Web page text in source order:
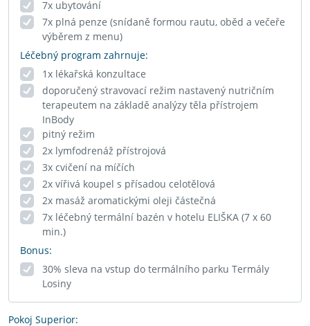
7x ubytování
7x plná penze (snídaně formou rautu, oběd a večeře
výběrem z menu)
Léčebný program zahrnuje:
1x lékařská konzultace
doporučený stravovací režim nastavený nutričním
terapeutem na základě analýzy těla přístrojem
InBody
pitný režim
2x lymfodrenáž přístrojová
3x cvičení na míčích
2x vířivá koupel s přísadou celotělová
2x masáž aromatickými oleji částečná
7x léčebný termální bazén v hotelu ELIŠKA (7 x 60
min.)
Bonus:
30% sleva na vstup do termálního parku Termály
Losiny
Pokoj Superior: